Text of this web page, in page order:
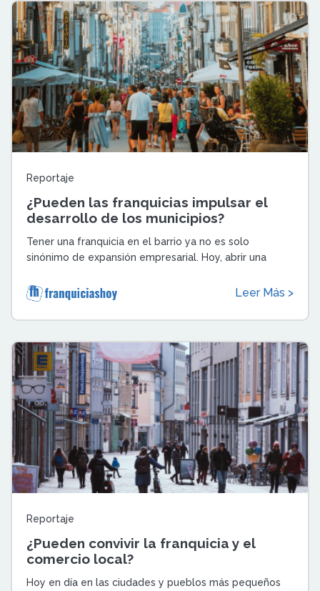
Reportaje
¿Pueden las franquicias impulsar el
desarrollo de los municipios?
Tener una franquicia en el barrio ya no es solo
sinónimo de expansión empresarial. Hoy, abrir una
Leer Más >
Reportaje
¿Pueden convivir la franquicia y el
comercio local?
Hoy en día en las ciudades y pueblos más pequeños